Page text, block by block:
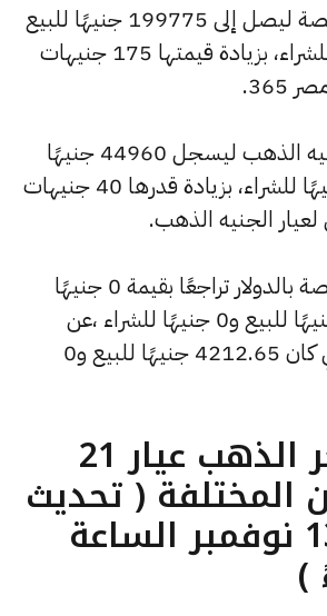
كما ارتفع سعر الاونصة ليصل إلى 199775 جنيهًا للبيع
و198705 جنيهًا للشراء، بزيادة قيمتها 175 جنيهات
كما ارتفع سعر الجنيه الذهب ليسجل 44960 جنيهًا
للبيع و44720 جنيهًا للشراء، بزيادة قدرها 40 جنيهات
الجنيه الذهب.
كما شهد سعر الأونصة بالدولار تراجعًا بقيمة 0 جنيهًا
ليبلغ 4198.73 جنيهًا للبيع و0 جنيهًا للشراء ،عن
السعر السابق الذي كان 4212.65 جنيهًا للبيع و0
ما هو سعر الذهب عيار 21
المختلفة ( تحديث
الخميس 13 نوفمبر الساعة